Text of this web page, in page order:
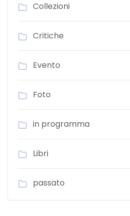
Collezioni
Critiche
Evento
Foto
in programma
Libri
passato